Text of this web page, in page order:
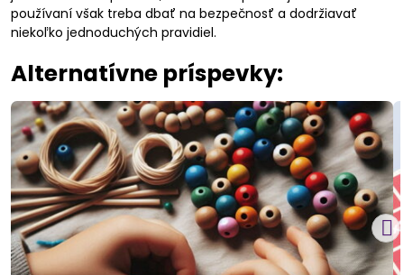
používaní však treba dbať na bezpečnosť a dodržiavať
niekoľko jednoduchých pravidiel.
Alternatívne príspevky: